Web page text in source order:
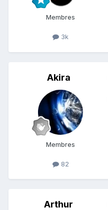
Membres
3k
Akira
Membres
82
Arthur